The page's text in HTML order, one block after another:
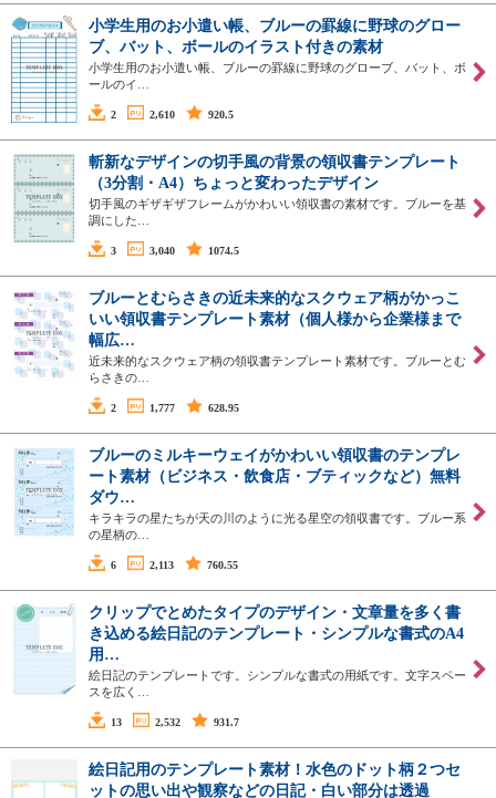
小学生用のお小遣い帳、ブルーの罫線に野球のグロー
ブ、バット、ボールのイラスト付きの素材
小学生用のお小遣い帳、ブルーの罫線に野球のグローブ、バット、ボ
ールのイ…
2 2,610 920.5
斬新なデザインの切手風の背景の領収書テンプレート
（3分割・A4）ちょっと変わったデザイン
切手風のギザギザフレームがかわいい領収書の素材です。ブルーを基
調にした…
3 3,040 1074.5
ブルーとむらさきの近未来的なスクウェア柄がかっこ
いい領収書テンプレート素材（個人様から企業様まで
幅広…
近未来的なスクウェア柄の領収書テンプレート素材です。ブルーとむ
らさきの…
2 1,777 628.95
ブルーのミルキーウェイがかわいい領収書のテンプレ
ート素材（ビジネス・飲食店・ブティックなど）無料
ダウ…
キラキラの星たちが天の川のように光る星空の領収書です。ブルー系
の星柄の…
6 2,113 760.55
クリップでとめたタイプのデザイン・文章量を多く書
き込める絵日記のテンプレート・シンプルな書式のA4
用…
絵日記のテンプレートです。シンプルな書式の用紙です。文字スペー
スを広く…
13 2,532 931.7
絵日記用のテンプレート素材！水色のドット柄２つセ
ットの思い出や観察などの日記・白い部分は透過